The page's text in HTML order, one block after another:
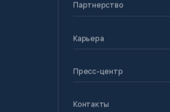
Партнерство
Карьера
Пресс-центр
Контакты